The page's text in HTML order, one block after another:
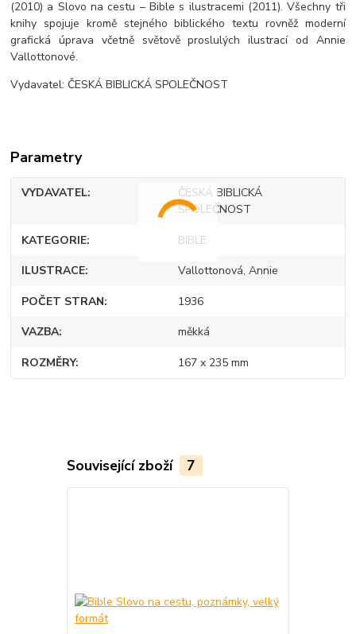
(2010) a Slovo na cestu – Bible s ilustracemi (2011). Všechny tři
knihy spojuje kromě stejného biblického textu rovněž moderní
grafická úprava včetně světově proslulých ilustrací od Annie
Vallottonové.
Vydavatel: ČESKÁ BIBLICKÁ SPOLEČNOST
Parametry
VYDAVATEL
ČESKÁ BIBLICKÁ
SPOLEČNOST
KATEGORIE BIBLE
ILUSTRACE Vallottonová, Annie
POČET STRAN 1936
VAZBA měkká
ROZMĚRY 167 x 235 mm
Související zboží 7